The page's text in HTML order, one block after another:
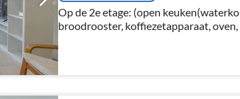
Op de 2e etage: (open
broodrooster, koffiezetapparaat,
zithoek), slaapkamer(1-pers. bed, 1-pers.